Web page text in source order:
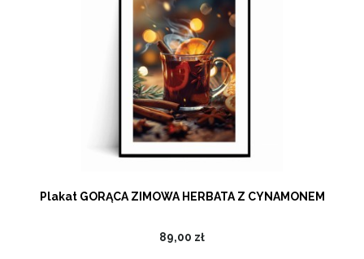
Plakat GORĄCA ZIMOWA HERBATA Z CYNAMONEM
89,00 zł